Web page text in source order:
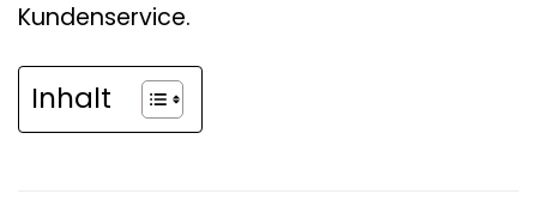
Kundenservice.
Inhalt